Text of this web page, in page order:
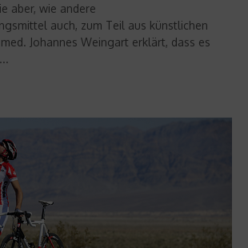
aber, wie andere
auch, zum Teil aus künstlichen
Johannes Weingart erklärt, dass es